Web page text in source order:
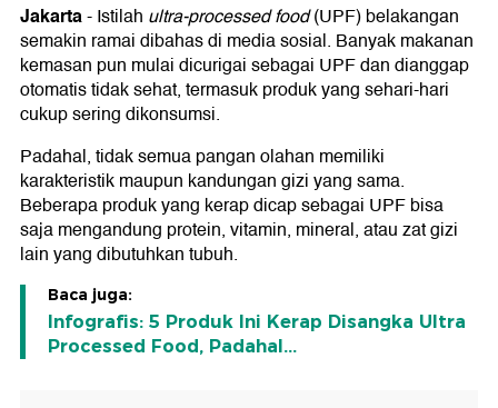
2. Susu UHT
3. Yogurt
4. Nugget dan Bakso
5. Whole-Grain Bread atau Sereal Tertentu
Jakarta-Istilah ultra-processed food(UPF) belakangan
semakin ramai dibahas di media sosial. Banyak makanan
kemasan pun mulai dicurigai sebagai UPF dan dianggap
otomatis tidak sehat, termasuk produk yang sehari-hari
cukup sering dikonsumsi.
Padahal, tidak semua pangan olahan memiliki
karakteristik maupun kandungan gizi yang sama.
Beberapa produk yang kerap dicap sebagai UPF bisa
saja mengandung protein, vitamin, mineral, atau zat gizi
lain yang dibutuhkan tubuh.
Baca juga:
Infografis: 5 Produk Ini Kerap Disangka Ultra
Processed Food, Padahal...